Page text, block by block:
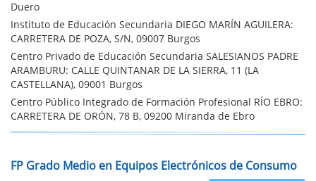
Duero
Instituto de Educación Secundaria DIEGO MARÍN AGUILERA:
CARRETERA DE POZA, S/N, 09007 Burgos
Centro Privado de Educación Secundaria SALESIANOS PADRE
ARAMBURU: CALLE QUINTANAR DE LA SIERRA, 11 (LA
CASTELLANA), 09001 Burgos
Centro Público Integrado de Formación Profesional RÍO EBRO:
CARRETERA DE ORÓN, 78 B, 09200 Miranda de Ebro
FP Grado Medio en Equipos Electrónicos de Consumo